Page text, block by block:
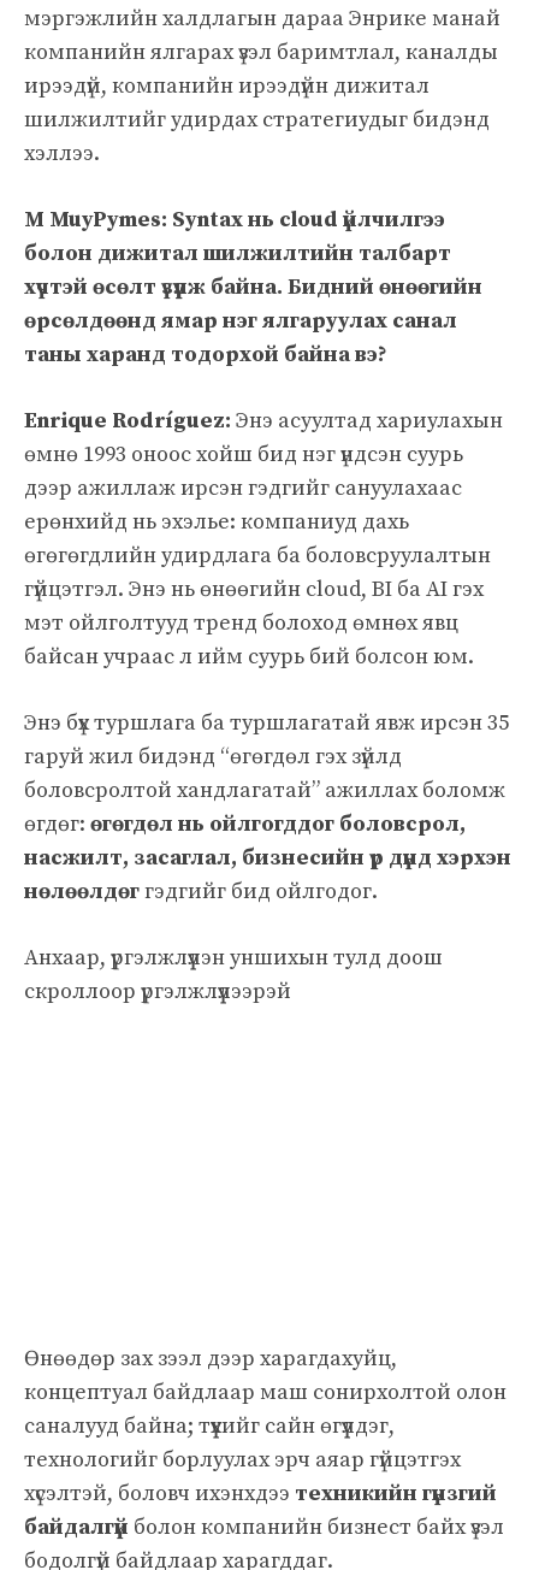
мэргэжлийн халдлагын дараа Энрике манай
компанийн ялгарах үзэл баримтлал, каналды
ирээдүй, компанийн ирээдүйн дижитал
шилжилтийг удирдах стратегиудыг бидэнд
хэллээ.
М MuyPymes: Syntax нь cloud үйлчилгээ
болон дижитал шилжилтийн талбарт
хүчтэй өсөлт үзүүлж байна. Бидний өнөөгийн
өрсөлдөөнд ямар нэг ялгаруулах санал
таны харанд тодорхой байна вэ?
Enrique Rodríguez: Энэ асуултад хариулахын
өмнө 1993 оноос хойш бид нэг үндсэн суурь
дээр ажиллаж ирсэн гэдгийг сануулахаас
ерөнхийд нь эхэлье: компаниуд дахь
өгөгөгдлийн удирдлага ба боловсруулалтын
гүйцэтгэл. Энэ нь өнөөгийн cloud, BI ба AI гэх
мэт ойлголтууд тренд болоход өмнөх явц
байсан учраас л ийм суурь бий болсон юм.
Энэ бүх туршлага ба туршлагатай явж ирсэн 35
гаруй жил бидэнд “өгөгдөл гэх зүйлд
боловсролтой хандлагатай” ажиллах боломж
өгдөг: өгөгдөл нь ойлгогддог боловсрол,
насжилт, засаглал, бизнесийн үр дүнд хэрхэн
нөлөөлдөггэдгийг бид ойлгодог.
Анхаар, үргэлжлүүлэн уншихын тулд доош
скроллоор үргэлжлүүлээрэй
Өнөөдөр зах зээл дээр харагдахуйц,
концептуал байдлаар маш сонирхолтой олон
саналууд байна; түүхийг сайн өгүүлдэг,
технологийг борлуулах эрч аяар гүйцэтгэх
хүсэлтэй, боловч ихэнхдээ техникийн гүнзгий
байдалгүй болон компанийн бизнест байх үзэл
бодолгүй байдлаар харагддаг.